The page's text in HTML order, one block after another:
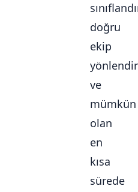
doğru
ekip
ve
mümkün
olan
en
kısa
sürede